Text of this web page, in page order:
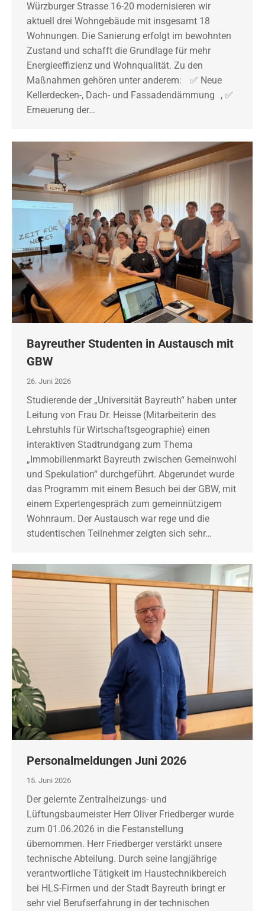
Würzburger Strasse 16-20 modernisieren wir
aktuell drei Wohngebäude mit insgesamt 18
Wohnungen. Die Sanierung erfolgt im bewohnten
Zustand und schafft die Grundlage für mehr
Energieeffizienz und Wohnqualität. Zu den
Maßnahmen gehören unter anderem: ✅ Neue
Kellerdecken-, Dach- und Fassadendämmung , ✅
Erneuerung der…
Bayreuther Studenten in Austausch mit
GBW
26. Juni 2026
Studierende der „Universität Bayreuth“ haben unter
Leitung von Frau Dr. Heisse (Mitarbeiterin des
Lehrstuhls für Wirtschaftsgeographie) einen
interaktiven Stadtrundgang zum Thema
„Immobilienmarkt Bayreuth zwischen Gemeinwohl
und Spekulation“ durchgeführt. Abgerundet wurde
das Programm mit einem Besuch bei der GBW, mit
einem Expertengespräch zum gemeinnützigem
Wohnraum. Der Austausch war rege und die
studentischen Teilnehmer zeigten sich sehr…
Personalmeldungen Juni 2026
15. Juni 2026
Der gelernte Zentralheizungs- und
Lüftungsbaumeister Herr Oliver Friedberger wurde
zum 01.06.2026 in die Festanstellung
übernommen. Herr Friedberger verstärkt unsere
technische Abteilung. Durch seine langjährige
verantwortliche Tätigkeit im Haustechnikbereich
bei HLS-Firmen und der Stadt Bayreuth bringt er
sehr viel Berufserfahrung in der technischen